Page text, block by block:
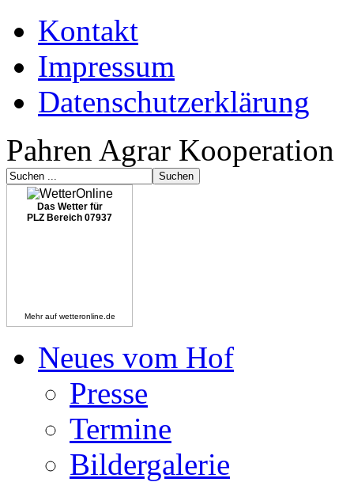
Kontakt
Impressum
Datenschutzerklärung
Pahren Agrar Kooperation
Das Wetter für
PLZ Bereich 07937
Mehr auf wetteronline.de
Neues vom Hof
Presse
Termine
Bildergalerie